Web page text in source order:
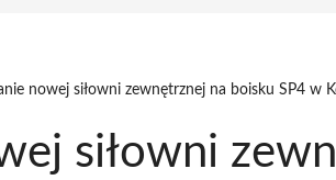
nowej siłowni zewnętrznej na boisku SP4 w
siłowni